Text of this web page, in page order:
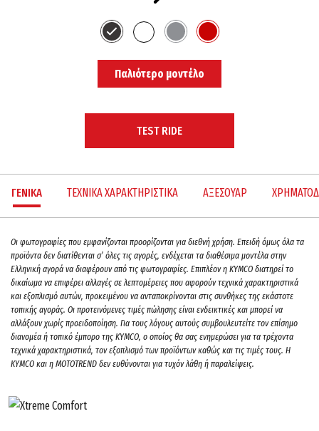
Παλιότερο μοντέλο
TEST RIDE
ΓΕΝΙΚΑ ΤΕΧΝΙΚΑ ΧΑΡΑΚΤΗΡΙΣΤΙΚΑ ΑΞΕΣΟΥΑΡ
Oι φωτογραφίες που εμφανίζονται προορίζονται για διεθνή χρήση. Επειδή όμως όλα τα
προϊόντα δεν διατίθενται σ’ όλες τις αγορές, ενδέχεται τα διαθέσιμα μοντέλα στην
Ελληνική αγορά να διαφέρουν από τις φωτογραφίες. Επιπλέον η KYMCO διατηρεί το
δικαίωμα να επιφέρει αλλαγές σε λεπτομέρειες που αφορούν τεχνικά χαρακτηριστικά
και εξοπλισμό αυτών, προκειμένου να ανταποκρίνονται στις συνθήκες της εκάστοτε
τοπικής αγοράς. Οι προτεινόμενες τιμές πώλησης είναι ενδεικτικές και μπορεί να
αλλάξουν χωρίς προειδοποίηση. Για τους λόγους αυτούς συμβουλευτείτε τον επίσημο
διανομέα ή τοπικό έμπορο της ΚΥΜCO, ο οποίος θα σας ενημερώσει για τα τρέχοντα
τεχνικά χαρακτηριστικά, τον εξοπλισμό των προϊόντων καθώς και τις τιμές τους. H
KYMCO και η MOTOTREND δεν ευθύνονται για τυχόν λάθη ή παραλείψεις.